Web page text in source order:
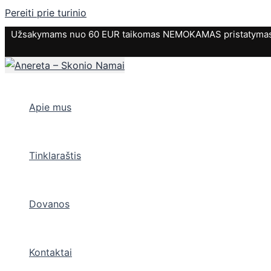
Pereiti prie turinio
Užsakymams nuo 60 EUR taikomas NEMOKAMAS
Apie mus
Tinklaraštis
Dovanos
Kontaktai